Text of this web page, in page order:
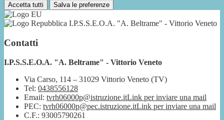
Accetta tutti Salva le preferenze
I.P.S.S.E.O.A. "A. Beltrame" - Vittorio Veneto
Contatti
I.P.S.S.E.O.A. "A. Beltrame" - Vittorio Veneto
Via Carso, 114 – 31029 Vittorio Veneto (TV)
Tel: 0438556128
Email: tvrh06000p@istruzione.itLink per inviare una mail
PEC: tvrh06000p@pec.istruzione.itLink per inviare una mail
C.F.: 93005790261